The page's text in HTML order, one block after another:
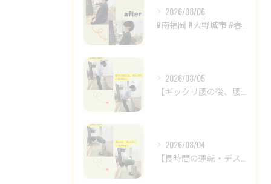
2026/08/06
2026/08/05
2026/08/04